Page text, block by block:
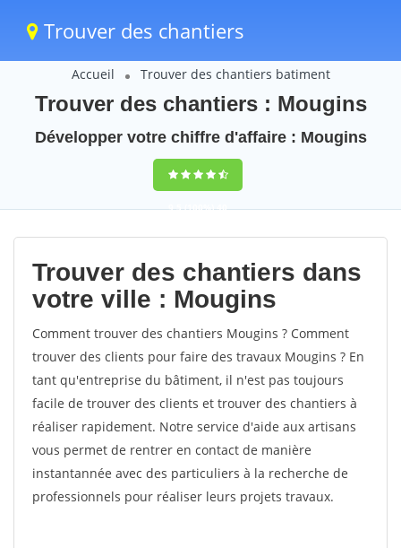
Trouver des chantiers
Accueil Trouver des chantiers batiment
Trouver des chantiers : Mougins
Développer votre chiffre d'affaire : Mougins
9,5(100%)40
votes
Trouver des chantiers dans
votre ville : Mougins
Comment trouver des chantiers Mougins ? Comment
trouver des clients pour faire des travaux Mougins ? En
tant qu'entreprise du bâtiment, il n'est pas toujours
facile de trouver des clients et trouver des chantiers à
réaliser rapidement. Notre service d'aide aux artisans
vous permet de rentrer en contact de manière
instantannée avec des particuliers à la recherche de
professionnels pour réaliser leurs projets travaux.